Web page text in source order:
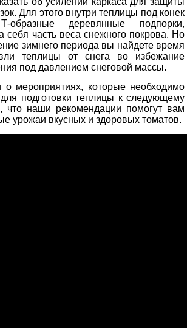
Для этого внутри теплицы под конек
образные деревянные подпорки,
себя часть веса снежного покрова. Но
зимнего периода вы найдете время
теплицы от снега во избежание
под давлением снеговой массы.
о мероприятиях, которые необходимо
подготовки теплицы к следующему
что наши рекомендации помогут вам
урожаи вкусных и здоровых томатов.